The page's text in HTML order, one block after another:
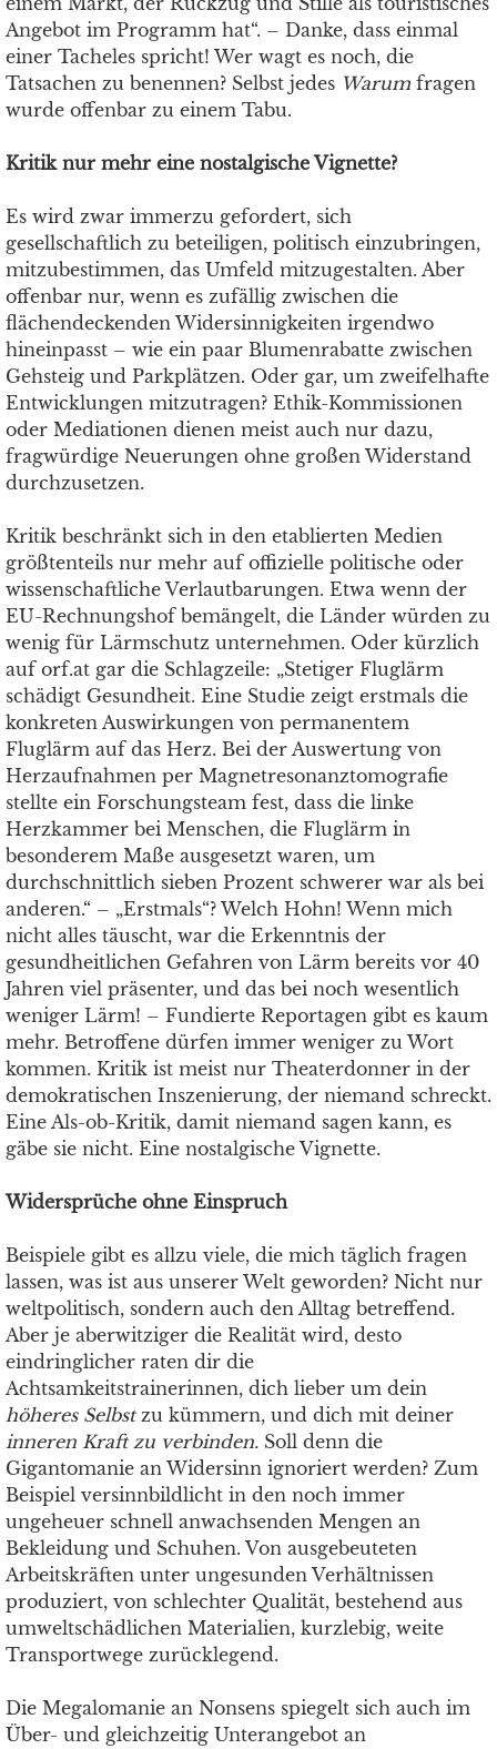
Angebot im Programm hat“. – Danke, dass einmal
einer Tacheles spricht! Wer wagt es noch, die
Tatsachen zu benennen? Selbst jedes Warum fragen
wurde offenbar zu einem Tabu.
Kritik nur mehr eine nostalgische Vignette?
Es wird zwar immerzu gefordert, sich
gesellschaftlich zu beteiligen, politisch einzubringen,
mitzubestimmen, das Umfeld mitzugestalten. Aber
offenbar nur, wenn es zufällig zwischen die
flächendeckenden Widersinnigkeiten irgendwo
hineinpasst – wie ein paar Blumenrabatte zwischen
Gehsteig und Parkplätzen. Oder gar, um zweifelhafte
Entwicklungen mitzutragen? Ethik-Kommissionen
oder Mediationen dienen meist auch nur dazu,
fragwürdige Neuerungen ohne großen Widerstand
durchzusetzen.
Kritik beschränkt sich in den etablierten Medien
größtenteils nur mehr auf offizielle politische oder
wissenschaftliche Verlautbarungen. Etwa wenn der
EU-Rechnungshof bemängelt, die Länder würden zu
wenig für Lärmschutz unternehmen. Oder kürzlich
auf orf.at gar die Schlagzeile: „Stetiger Fluglärm
schädigt Gesundheit. Eine Studie zeigt erstmals die
konkreten Auswirkungen von permanentem
Fluglärm auf das Herz. Bei der Auswertung von
Herzaufnahmen per Magnetresonanztomografie
stellte ein Forschungsteam fest, dass die linke
Herzkammer bei Menschen, die Fluglärm in
besonderem Maße ausgesetzt waren, um
durchschnittlich sieben Prozent schwerer war als bei
anderen.“ – „Erstmals“? Welch Hohn! Wenn mich
nicht alles täuscht, war die Erkenntnis der
gesundheitlichen Gefahren von Lärm bereits vor 40
Jahren viel präsenter, und das bei noch wesentlich
weniger Lärm! – Fundierte Reportagen gibt es kaum
mehr. Betroffene dürfen immer weniger zu Wort
kommen. Kritik ist meist nur Theaterdonner in der
demokratischen Inszenierung, der niemand schreckt.
Eine Als-ob-Kritik, damit niemand sagen kann, es
gäbe sie nicht. Eine nostalgische Vignette.
Widersprüche ohne Einspruch
Beispiele gibt es allzu viele, die mich täglich fragen
lassen, was ist aus unserer Welt geworden? Nicht nur
weltpolitisch, sondern auch den Alltag betreffend.
Aber je aberwitziger die Realität wird, desto
eindringlicher raten dir die
Achtsamkeitstrainerinnen, dich lieber um dein
höheres Selbstzu kümmern, und dich mit deiner
inneren Kraft zu verbinden. Soll denn die
Gigantomanie an Widersinn ignoriert werden? Zum
Beispiel versinnbildlicht in den noch immer
ungeheuer schnell anwachsenden Mengen an
Bekleidung und Schuhen. Von ausgebeuteten
Arbeitskräften unter ungesunden Verhältnissen
produziert, von schlechter Qualität, bestehend aus
umweltschädlichen Materialien, kurzlebig, weite
Transportwege zurücklegend.
Die Megalomanie an Nonsens spiegelt sich auch im
Über- und gleichzeitig Unterangebot an